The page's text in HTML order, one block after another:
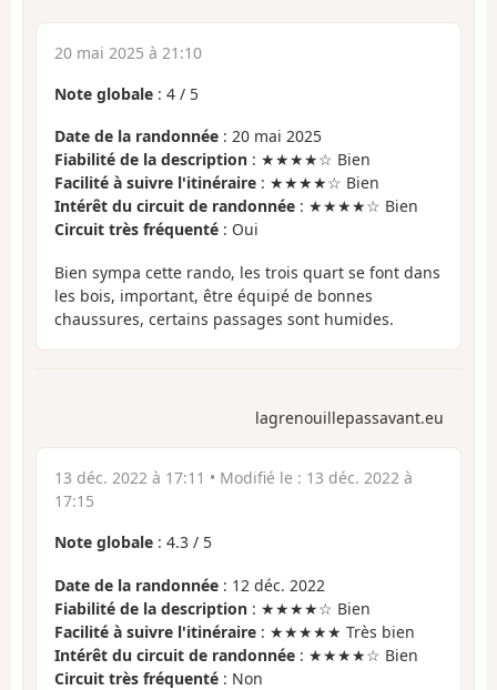
20 mai 2025 à 21:10
Note globale : 4 / 5
Date de la randonnée : 20 mai 2025
Fiabilité de la description : ★★★★☆ Bien
Facilité à suivre l'itinéraire : ★★★★☆ Bien
Intérêt du circuit de randonnée : ★★★★☆ Bien
Circuit très fréquenté : Oui
Bien sympa cette rando, les trois quart se font dans
les bois, important, être équipé de bonnes
chaussures, certains passages sont humides.
lagrenouillepassavant.eu
13 déc. 2022 à 17:11 • Modifié le : 13 déc. 2022 à
17:15
Note globale : 4.3 / 5
Date de la randonnée : 12 déc. 2022
Fiabilité de la description : ★★★★☆ Bien
Facilité à suivre l'itinéraire : ★★★★★ Très bien
Intérêt du circuit de randonnée : ★★★★☆ Bien
Circuit très fréquenté : Non